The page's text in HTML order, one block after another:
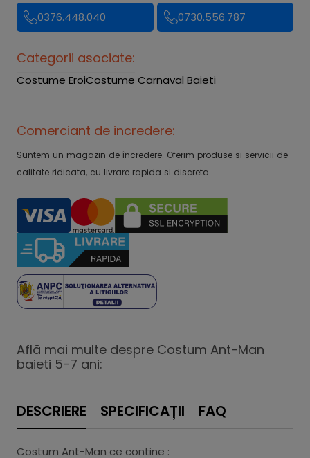
0376.448.040 0730.556.787
Categorii asociate:
Costume EroiCostume Carnaval Baieti
Comerciant de incredere:
Suntem un magazin de încredere. Oferim produse si servicii de
calitate ridicata, cu livrare rapida si discreta.
Află mai multe despre Costum Ant-Man
baieti 5-7 ani:
DESCRIERE SPECIFICAȚII FAQ
Costum Ant-Man ce contine :